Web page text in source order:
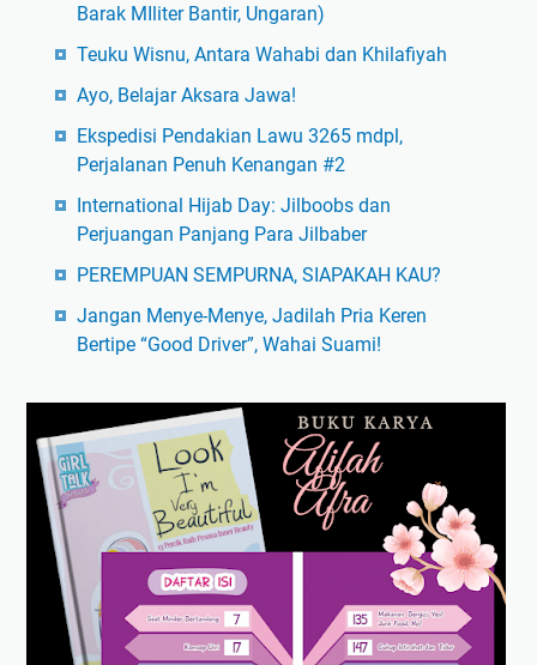
Barak MIliter Bantir, Ungaran)
Teuku Wisnu, Antara Wahabi dan Khilafiyah
Ayo, Belajar Aksara Jawa!
Ekspedisi Pendakian Lawu 3265 mdpl,
Perjalanan Penuh Kenangan #2
International Hijab Day: Jilboobs dan
Perjuangan Panjang Para Jilbaber
PEREMPUAN SEMPURNA, SIAPAKAH KAU?
Jangan Menye-Menye, Jadilah Pria Keren
Bertipe “Good Driver”, Wahai Suami!